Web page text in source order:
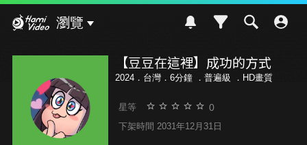
瀏覽
【豆豆在這裡】成功的方式
2024．台灣．6分鐘 ． 普遍級 ．HD畫質
星等 0
下架時間 2031年12月31日